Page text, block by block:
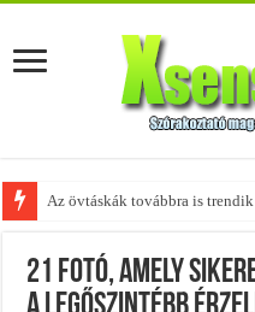
A tökéletes táskák férfiaknak –
21 fotó, amely